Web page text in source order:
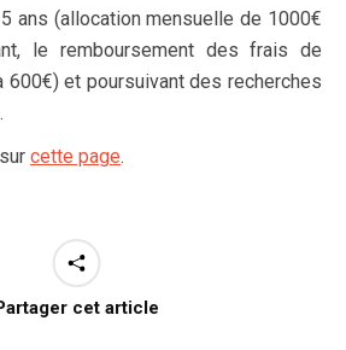
ans (allocation mensuelle de 1000€
le remboursement des frais de
600€) et poursuivant des recherches
cette page.
cet article